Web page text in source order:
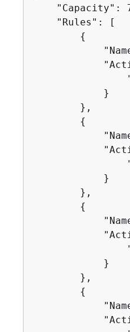
"Capacity":
    "Rules": [
{
            }
        },
{
            }
        },
{
            }
        },
{